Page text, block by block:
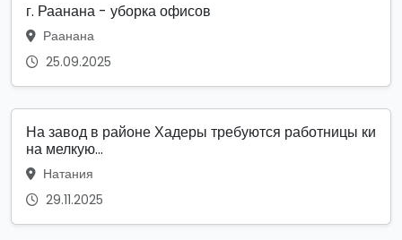
г. Раанана - уборка офисов
Раанана
25.09.2025
На завод в районе Хадеры требуются работницы ки
на мелкую...
Натания
29.11.2025